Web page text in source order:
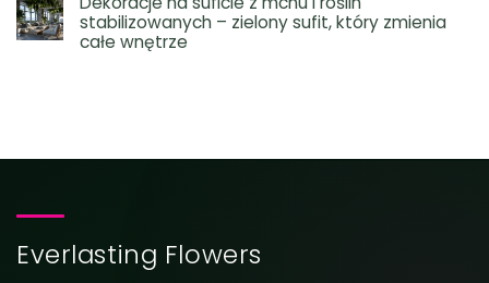
stabilizowanych – zielony sufit, który zmienia
całe wnętrze
Everlasting Flowers